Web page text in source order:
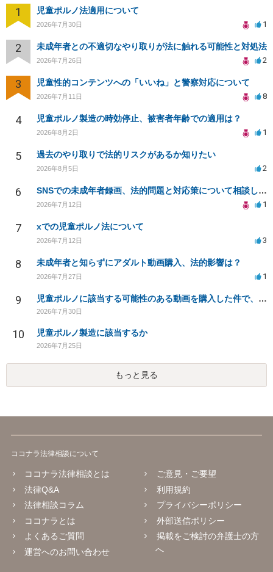
1 児童ポルノ法適用について
2026年7月30日 1
2 未成年者との不適切なやり取りが法に触れる可能性と対処法
2026年7月26日 2
3 児童性的コンテンツへの「いいね」と警察対応について
2026年7月11日 8
4 児童ポルノ製造の時効停止、被害者年齢での適用は？
2026年8月2日 1
5 過去のやり取りで法的リスクがあるか知りたい
2026年8月5日 2
6 SNSでの未成年者録画、法的問題と対応策について相談したい
2026年7月12日 1
7 xでの児童ポルノ法について
2026年7月12日 3
8 未成年者と知らずにアダルト動画購入、法的影響は？
2026年7月27日 1
9 児童ポルノに該当する可能性のある動画を購入した件で、家族や職場に知られたり、逮捕などあるのでしょうか
2026年7月30日
10 児童ポルノ製造に該当するか
2026年7月25日
もっと見る
ココナラ法律相談について
ココナラ法律相談とは
法律Q&A
法律相談コラム
ココナラとは
よくあるご質問
運営へのお問い合わせ
ご意見・ご要望
利用規約
プライバシーポリシー
外部送信ポリシー
掲載をご検討の弁護士の方
へ